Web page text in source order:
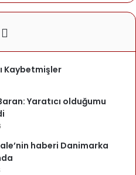
defalarca gitmiş muhabiri
dönmek” “yürekten
hem yanlış hem ahlaken
söylediğini aktarıyor.
görüşleri aktarılan bir
mücadeledeki rolü
bu şekilde davranılmasının
yarattığının,
Kaybetmişler
Yaratıcı olduğumu
haberi Danimarka